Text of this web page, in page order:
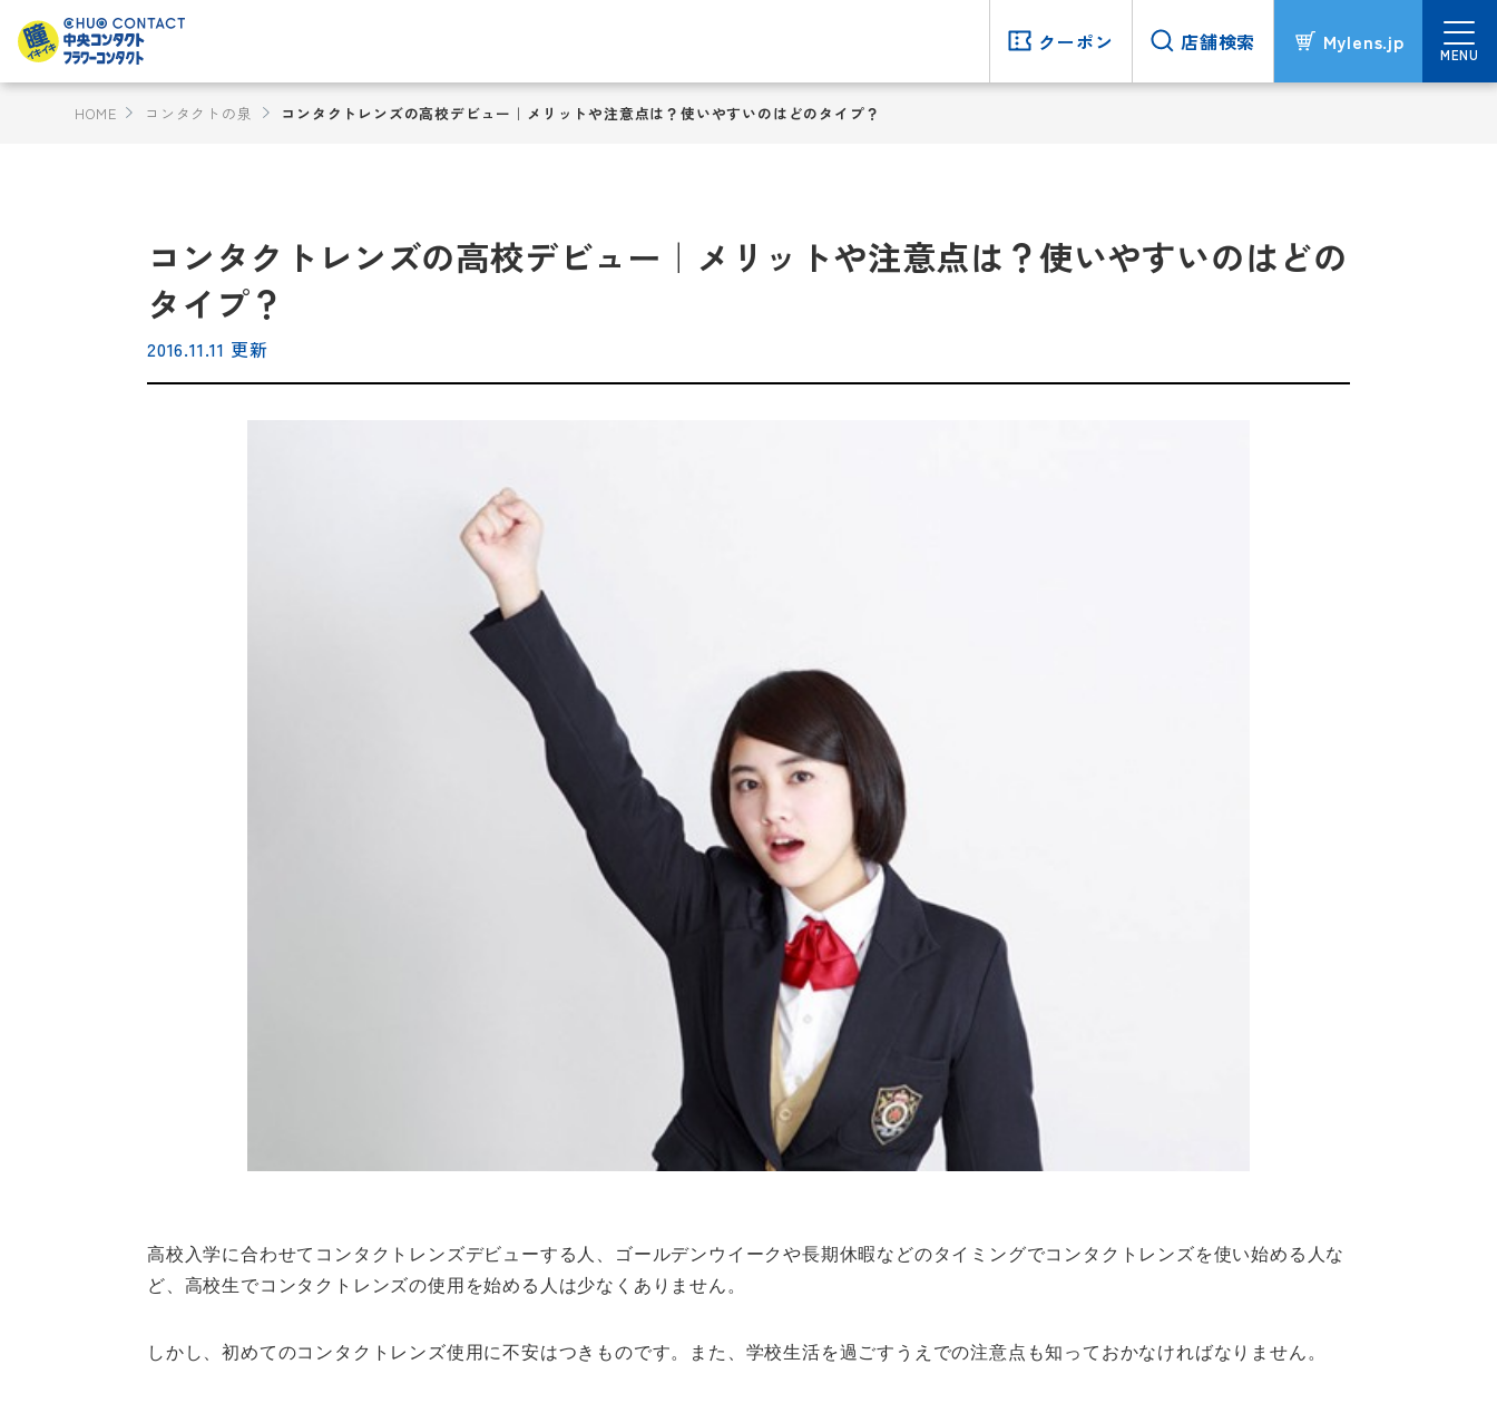
クーポン 店舗検索 Mylens.jp
MENU
HOME コンタクトの泉 コンタクトレンズの高校デビュー｜メリットや注意点は？使いやすいのはどのタイプ？
コンタクトレンズの高校デビュー｜メリットや注意点は？使いやすいのはどの
タイプ？
2016.11.11 更新
高校入学に合わせてコンタクトレンズデビューする人、ゴールデンウイークや長期休暇などのタイミングでコンタクトレンズを使い始める人な
ど、高校生でコンタクトレンズの使用を始める人は少なくありません。
しかし、初めてのコンタクトレンズ使用に不安はつきものです。また、学校生活を過ごすうえでの注意点も知っておかなければなりません。
クーポン 店舗検索 Mylens.jp
MENU